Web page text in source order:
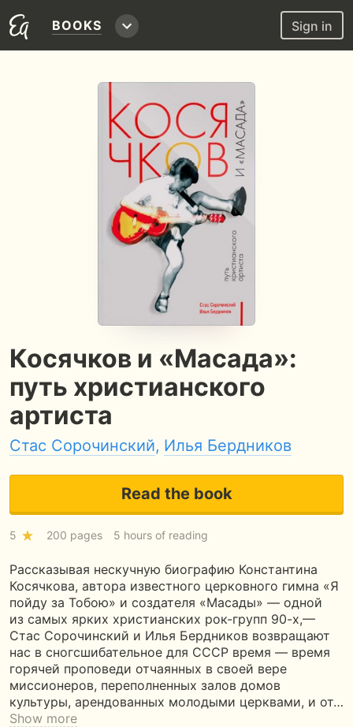
BOOKS Sign in
Косячков и «Масада»:
путь христианского
артиста
Стас Сорочинский, Илья Бердников
Read the book
5 200 pages 5 hours of reading
Рассказывая нескучную биографию Константина
Косячкова, автора известного церковного гимна «Я
пойду за Тобою» и создателя «Масады» — одной
из самых ярких христианских рок-групп 90-х,—
Стас Сорочинский и Илья Бердников возвращают
нас в сногсшибательное для СССР время — время
горячей проповеди отчаянных в своей вере
миссионеров, переполненных залов домов
культуры, арендованных молодыми церквами, и от…
Show more